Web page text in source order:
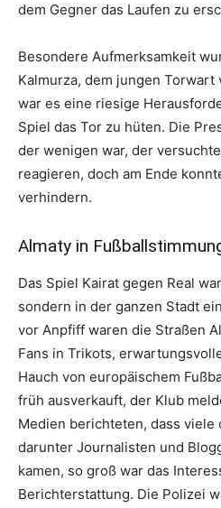
dem Gegner das Laufen zu
Besondere Aufmerksamkeit
Kalmurza, dem jungen Torwart
war es eine riesige
Spiel das Tor zu hüten. Die
der wenigen war, der
reagieren, doch am Ende
verhindern.
Almaty in
Das Spiel Kairat gegen Real
sondern in der ganzen Stadt
vor Anpfiff waren die Straßen
Fans in Trikots,
Hauch von europäischem
früh ausverkauft, der Klub
Medien berichteten, dass viele
darunter Journalisten und
kamen, so groß war das
Berichterstattung. Die Polizei